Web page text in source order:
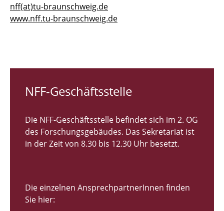
nff(at)tu-braunschweig.de
www.nff.tu-braunschweig.de
NFF-Geschäftsstelle
Die NFF-Geschäftsstelle befindet sich im 2. OG
des Forschungsgebäudes. Das Sekretariat ist
in der Zeit von 8.30 bis 12.30 Uhr besetzt.
Die einzelnen AnsprechpartnerInnen finden
Sie hier: